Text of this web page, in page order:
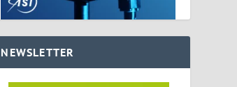
NEWSLETTER